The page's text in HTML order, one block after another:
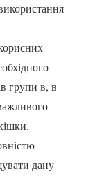
групи в, в
дану